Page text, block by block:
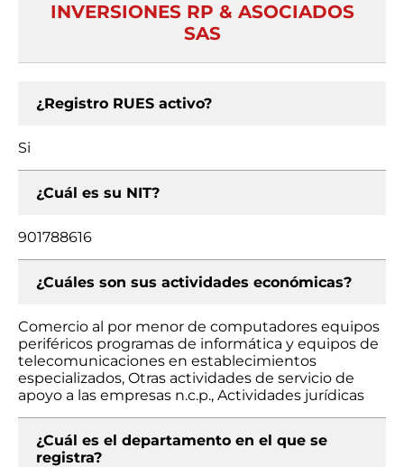
INVERSIONES RP & ASOCIADOS
SAS
¿Registro RUES activo?
Si
¿Cuál es su NIT?
901788616
¿Cuáles son sus actividades económicas?
Comercio al por menor de computadores equipos
periféricos programas de informática y equipos de
telecomunicaciones en establecimientos
especializados, Otras actividades de servicio de
apoyo a las empresas n.c.p., Actividades jurídicas
¿Cuál es el departamento en el que se
registra?